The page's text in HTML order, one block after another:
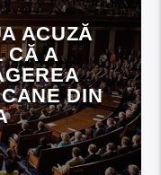
ACUZĂ
CĂ A
DIN